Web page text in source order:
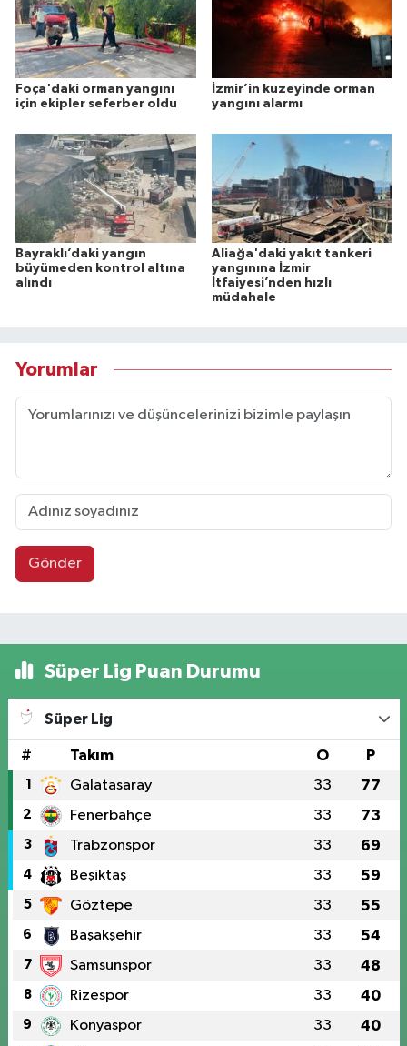
Foça'daki orman yangını
için ekipler seferber oldu
İzmir’in kuzeyinde orman
yangını alarmı
Bayraklı’daki yangın
büyümeden kontrol altına
alındı
Aliağa'daki yakıt tankeri
yangınına İzmir
İtfaiyesi’nden hızlı
müdahale
Yorumlar
Gönder
Süper Lig Puan Durumu
Süper Lig
# Takım O P
1 Galatasaray 33 77
2 Fenerbahçe 33 73
3 Trabzonspor 33 69
4 Beşiktaş 33 59
5 Göztepe 33 55
6 Başakşehir 33 54
7 Samsunspor 33 48
8 Rizespor 33 40
9 Konyaspor 33 40